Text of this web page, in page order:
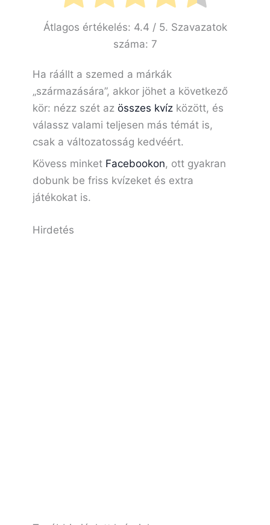
Átlagos értékelés: 4.4 / 5. Szavazatok
száma: 7
Ha ráállt a szemed a márkák
„származására”, akkor jöhet a következő
kör: nézz szét az összes kvíz között, és
válassz valami teljesen más témát is,
csak a változatosság kedvéért.
Kövess minket Facebookon, ott gyakran
dobunk be friss kvízeket és extra
játékokat is.
Hirdetés